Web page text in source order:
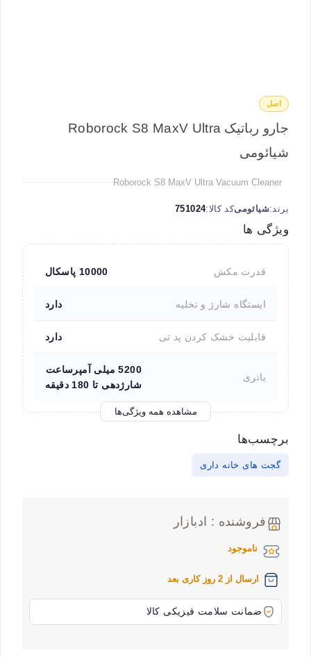
اصل
جارو رباتیک Roborock S8 MaxV Ultra
شیائومی
Roborock S8 MaxV Ultra Vacuum Cleaner
برند:شیائومیکد کالا:751024
ویژگی ها
قدرت مکش 10000 پاسکال
ایستگاه شارژ و تخلیه دارد
قابلیت خشک کردن پد تی دارد
باتری
5200 میلی آمپرساعت
شارژدهی تا 180 دقیقه
مشاهده همه ویژگی‌ها
برچسب‌ها
گجت های خانه داری
فروشنده : ادبازار
ناموجود
ارسال از 2 روز کاری بعد
ضمانت سلامت فیزیکی کالا